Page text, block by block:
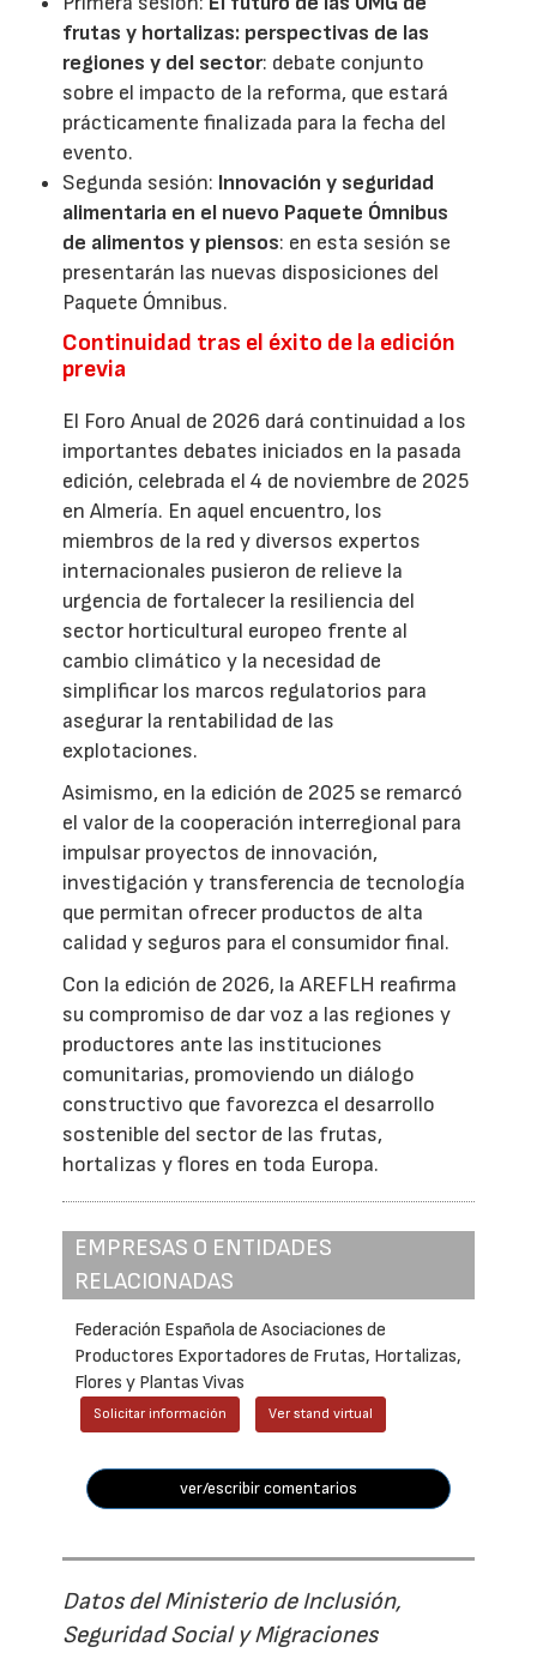
frutas y hortalizas: perspectivas de las
regiones y del sector: debate conjunto
sobre el impacto de la reforma, que estará
prácticamente finalizada para la fecha del
evento.
Segunda sesión: Innovación y seguridad
alimentaria en el nuevo Paquete Ómnibus
de alimentos y piensos: en esta sesión se
presentarán las nuevas disposiciones del
Paquete Ómnibus.
Continuidad tras el éxito de la edición
previa
El Foro Anual de 2026 dará continuidad a los
importantes debates iniciados en la pasada
edición, celebrada el 4 de noviembre de 2025
en Almería. En aquel encuentro, los
miembros de la red y diversos expertos
internacionales pusieron de relieve la
urgencia de fortalecer la resiliencia del
sector horticultural europeo frente al
cambio climático y la necesidad de
simplificar los marcos regulatorios para
asegurar la rentabilidad de las
explotaciones.
Asimismo, en la edición de 2025 se remarcó
el valor de la cooperación interregional para
impulsar proyectos de innovación,
investigación y transferencia de tecnología
que permitan ofrecer productos de alta
calidad y seguros para el consumidor final.
Con la edición de 2026, la AREFLH reafirma
su compromiso de dar voz a las regiones y
productores ante las instituciones
comunitarias, promoviendo un diálogo
constructivo que favorezca el desarrollo
sostenible del sector de las frutas,
hortalizas y flores en toda Europa.
EMPRESAS O ENTIDADES
RELACIONADAS
Federación Española de Asociaciones de
Productores Exportadores de Frutas, Hortalizas,
Flores y Plantas Vivas
Solicitar información Ver stand virtual
ver/escribir comentarios
Datos del Ministerio de Inclusión,
Seguridad Social y Migraciones